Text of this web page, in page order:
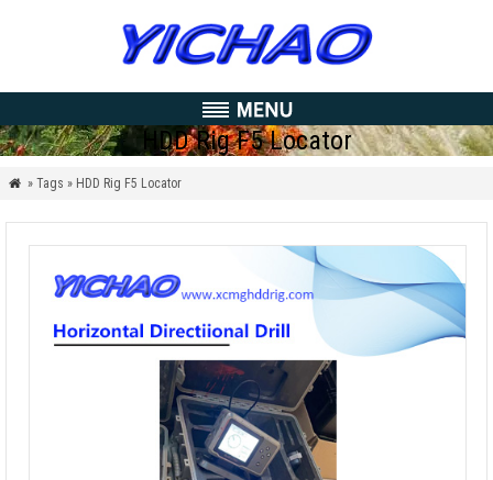
HDD Rig F5 Locator
 » Tags » HDD Rig F5 Locator